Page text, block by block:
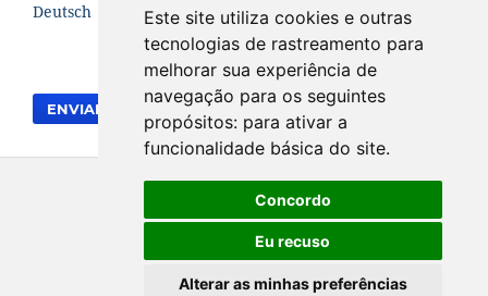
Este site utiliza cookies e outras
tecnologias de rastreamento para
melhorar sua experiência de
navegação para os seguintes
propósitos: para ativar a
funcionalidade básica do site.
Concordo
Eu recuso
Alterar as minhas preferências
Deutsch
ENVIAR SUBMISSÃO